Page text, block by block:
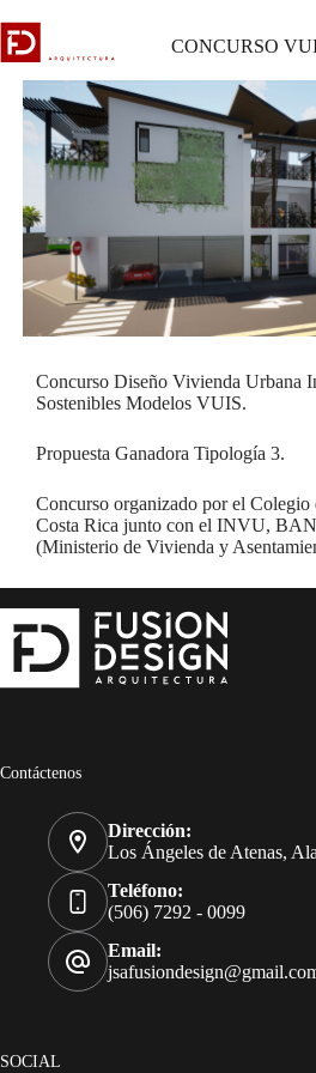
to
content
CONCURSO
Concurso Diseño Vivienda Urbana
Sostenibles Modelos VUIS.
Propuesta Ganadora Tipología 3.
Concurso organizado por el Colegio
Costa Rica junto con el INVU,
(Ministerio de Vivienda y
Contáctenos
Dirección:
Los Ángeles de Atenas,
Teléfono:
(506) 7292 - 0099
Email:
SOCIAL